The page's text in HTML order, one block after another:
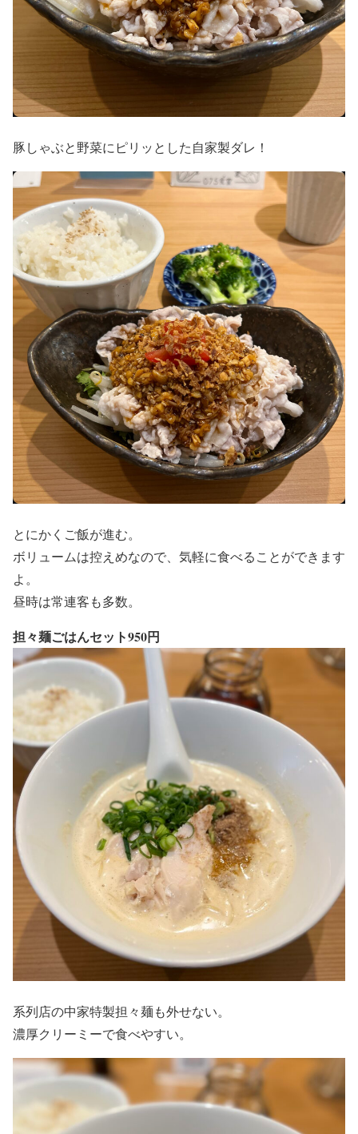
豚しゃぶと野菜にピリッとした自家製ダレ！
とにかくご飯が進む。
ボリュームは控えめなので、気軽に食べることができます
よ。
昼時は常連客も多数。
担々麺ごはんセット950円
系列店の中家特製担々麺も外せない。
濃厚クリーミーで食べやすい。